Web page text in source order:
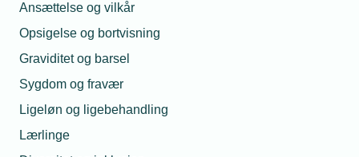
Ansættelse og vilkår
Opsigelse og bortvisning
Graviditet og barsel
Sygdom og fravær
Ligeløn og ligebehandling
Lærlinge